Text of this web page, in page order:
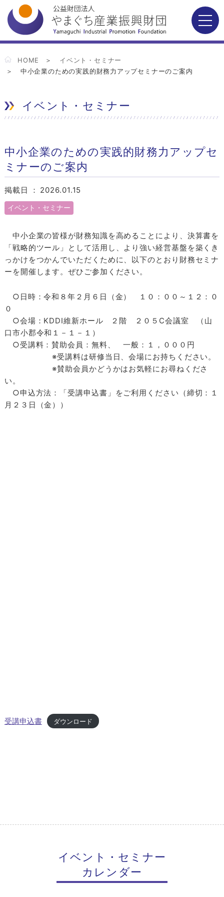
HOME
イベント・セミナー
中小企業のための実践的財務力アップセミナーのご案内
イベント・セミナー
中小企業のための実践的財務力アップセ
ミナーのご案内
掲載日 ： 2026.01.15
イベント・セミナー
中小企業の皆様が財務知識を高めることにより、決算書を
「戦略的ツール」として活用し、より強い経営基盤を築くき
っかけをつかんでいただくために、以下のとおり財務セミナ
ーを開催します。ぜひご参加ください。
○日時：令和８年２月６日（金） １０：００～１２：０
０
○会場：KDDI維新ホール ２階 ２０５C会議室 （山
口市小郡令和１－１－１）
○受講料：賛助会員：無料、 一般：１，０００円
※受講料は研修当日、会場にお持ちください。
※賛助会員かどうかはお気軽にお尋ねくださ
い。
○申込方法：「受講申込書」をご利用ください（締切：１
月２３日（金））
受講申込書 ダウンロード
イベント・セミナー
カレンダー